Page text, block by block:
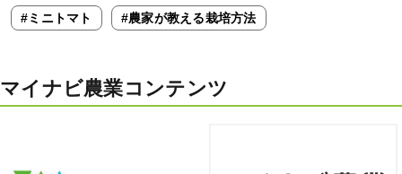
#ミニトマト #農家が教える栽培方法
マイナビ農業コンテンツ